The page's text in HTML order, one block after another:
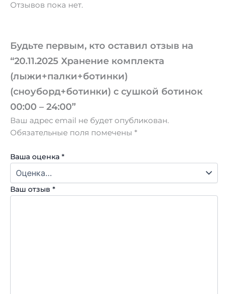
Отзывов пока нет.
Будьте первым, кто оставил отзыв на
“20.11.2025 Хранение комплекта
(лыжи+палки+ботинки)
(сноуборд+ботинки) с сушкой ботинок
00:00 – 24:00”
Ваш адрес email не будет опубликован.
Обязательные поля помечены *
Ваша оценка *
Ваш отзыв *